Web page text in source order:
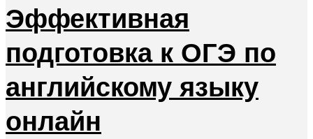
Эффективная
подготовка к ОГЭ по
английскому языку
онлайн